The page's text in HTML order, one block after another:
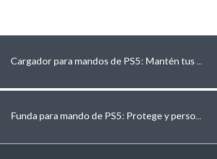
Cargador para mandos de PS5: Mantén tus sesiones de juego sin interrupciones
Funda para mando de PS5: Protege y personaliza tu controlador